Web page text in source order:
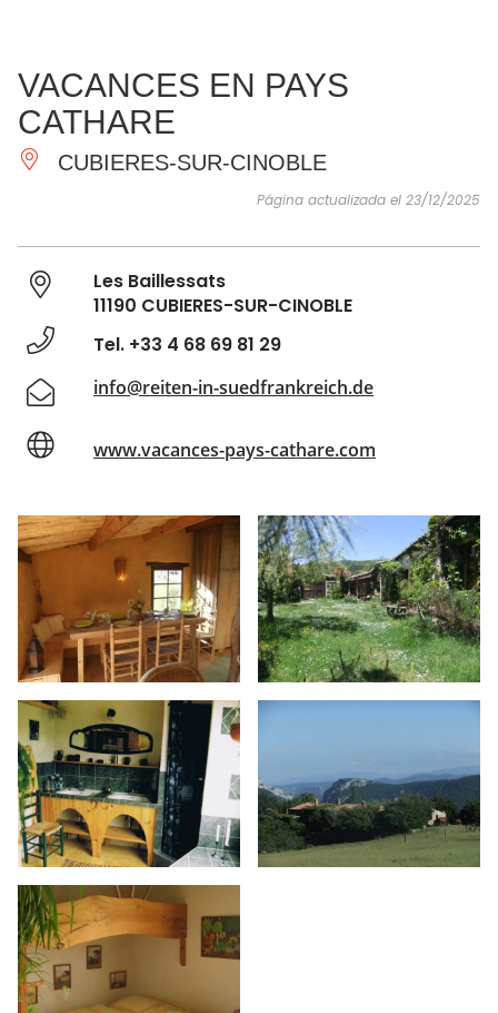
IMPRESCINDIBLES
HACER
INSPIRACIONES
VACANCES EN PAYS
CATHARE
CUBIERES-SUR-CINOBLE
Página actualizada el 23/12/2025
Les Baillessats
11190 CUBIERES-SUR-CINOBLE
Tel. +33 4 68 69 81 29
info@reiten-in-suedfrankreich.de
www.vacances-pays-cathare.com